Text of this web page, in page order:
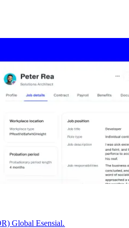
Global Esensial.​​